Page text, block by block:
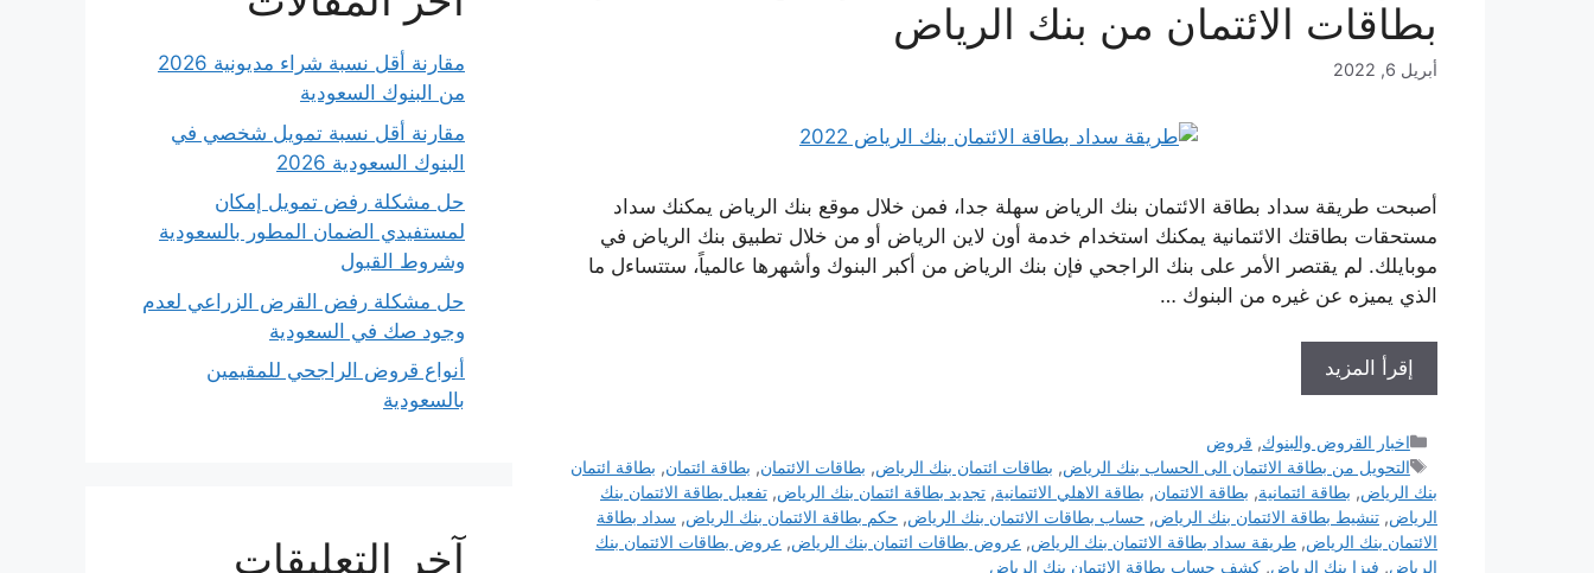
بطاقات الائتمان من بنك الرياض
أبريل 6, 2022
أصبحت طريقة سداد بطاقة الائتمان بنك الرياض سهلة جدا، فمن خلال موقع بنك الرياض يمكنك سداد
مستحقات بطاقتك الائتمانية يمكنك استخدام خدمة أون لاين الرياض أو من خلال تطبيق بنك الرياض في
موبايلك. لم يقتصر الأمر على بنك الراجحي فإن بنك الرياض من أكبر البنوك وأشهرها عالمياً، ستتساءل ما
الذي يميزه عن غيره من البنوك …
إقرأ المزيد
التصنيفات
اخبار القروض والبنوك, قروض
الوسوم
التحويل من بطاقة الائتمان الى الحساب بنك الرياض, بطاقات ائتمان بنك الرياض, بطاقات الائتمان, بطاقة ائتمان, بطاقة ائتمان
بنك الرياض, بطاقة ائتمانية, بطاقة الائتمان, بطاقة الاهلي الائتمانية, تجديد بطاقة ائتمان بنك الرياض, تفعيل بطاقة الائتمان بنك
الرياض, تنشيط بطاقة الائتمان بنك الرياض, حساب بطاقات الائتمان بنك الرياض, حكم بطاقة الائتمان بنك الرياض, سداد بطاقة
الائتمان بنك الرياض, طريقة سداد بطاقة الائتمان بنك الرياض, عروض بطاقات ائتمان بنك الرياض, عروض بطاقات الائتمان بنك
الرياض, فيزا بنك الرياض, كشف حساب بطاقة الائتمان بنك الرياض
مقارنة أقل نسبة شراء مديونية 2026
من البنوك السعودية
مقارنة أقل نسبة تمويل شخصي في
البنوك السعودية 2026
حل مشكلة رفض تمويل إمكان
لمستفيدي الضمان المطور بالسعودية
وشروط القبول
حل مشكلة رفض القرض الزراعي لعدم
وجود صك في السعودية
أنواع قروض الراجحي للمقيمين
بالسعودية
آخر التعليقات